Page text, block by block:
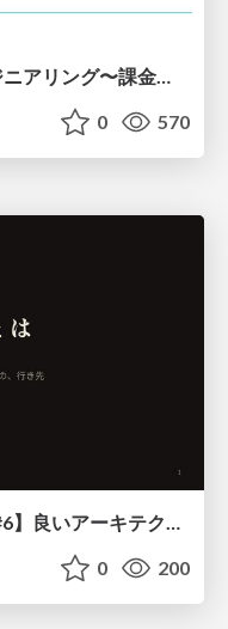
『コードを書く以外の』エンジニアリング〜課金基盤移行プロジェクト推進のためのTips4選
0 570
0 200